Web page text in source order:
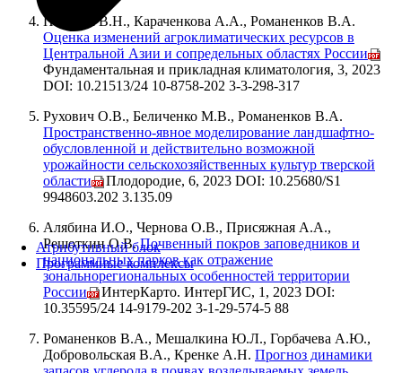
Атрибутивный блок
Программные комплексы
Павлова В.Н., Караченкова А.А., Романенков В.А.
Оценка изменений агроклиматических ресурсов в
Центральной Азии и сопредельных областях России//
Фундаментальная и прикладная климатология, 3, 2023
DOI: 10.21513/24 10-8758-202 3-3-298-317
Рухович О.В., Беличенко М.В., Романенков В.А.
Пространственно-явное моделирование ландшафтно-
обусловленной и действительно возможной
урожайности сельскохозяйственных культур тверской
области// Плодородие, 6, 2023 DOI: 10.25680/S1
9948603.202 3.135.09
Алябина И.О., Чернова О.В., Присяжная А.А.,
Решоткин О.В.Почвенный покров заповедников и
национальных парков как отражение
зональнорегиональных особенностей территории
России// ИнтерКарто. ИнтерГИС, 1, 2023 DOI:
10.35595/24 14-9179-202 3-1-29-574-5 88
Романенков В.А., Мешалкина Ю.Л., Горбачева А.Ю.,
Добровольская В.А., Кренке А.Н. Прогноз динамики